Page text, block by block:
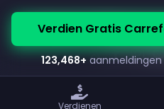
Verdienen
Verdien Gratis
123,468+
© Freecash2026•
•